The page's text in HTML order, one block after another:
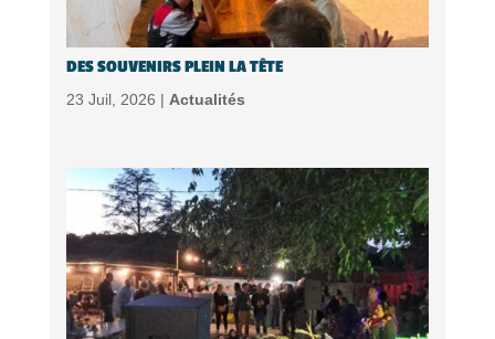
DES SOUVENIRS PLEIN LA TÊTE
23 Juil, 2026 | Actualités